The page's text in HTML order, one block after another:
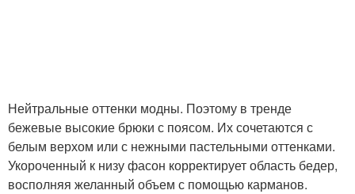
Нейтральные оттенки модны. Поэтому в тренде
бежевые высокие брюки с поясом. Их сочетаются с
белым верхом или с нежными пастельными оттенками.
Укороченный к низу фасон корректирует область бедер,
восполняя желанный объем с помощью карманов.